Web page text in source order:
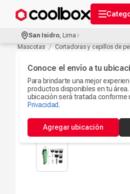
San Isidro, Lima
Conoce el envío a tu
Para brindarte una mejor
productos disponibles en tu
ubicación será tratada conforme
Privacidad.
Agregar ubicación
Mascotas
Cortadoras y cepillos de